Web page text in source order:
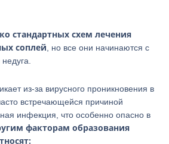
стандартных схем лечения
соплей , но все они начинаются с
из-за вирусного проникновения в
встречающейся причиной
инфекция, что особенно опасно в
факторам образования